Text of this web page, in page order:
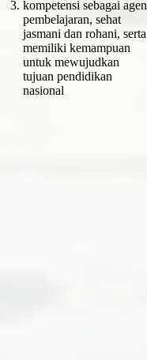
3. kompetensi sebagai agen
pembelajaran, sehat
jasmani dan rohani, serta
memiliki kemampuan
untuk mewujudkan
tujuan pendidikan
nasional